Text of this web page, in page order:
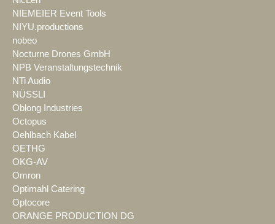
NIEMEIER Event Tools
NIYU.productions
nobeo
Nocturne Drones GmbH
NPB Veranstaltungstechnik
NTi Audio
NÜSSLI
Oblong Industries
Octopus
Oehlbach Kabel
OETHG
OKG-AV
Omron
Optimahl Catering
Optocore
ORANGE PRODUCTION DG